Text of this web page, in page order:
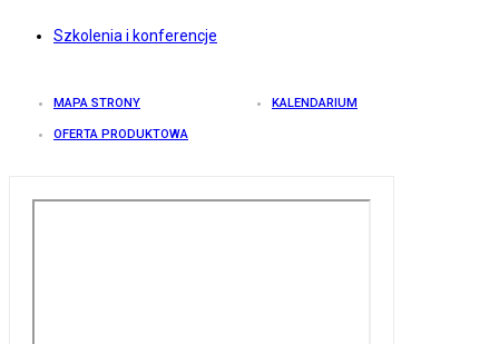
Szkolenia i konferencje
MAPA STRONY KALENDARIUM
OFERTA PRODUKTOWA